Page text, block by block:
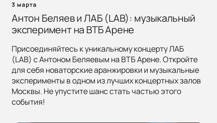
3 марта
Антон Беляев и ЛАБ (LAB): музыкальный
эксперимент на ВТБ Арене
Присоединяйтесь к уникальному концерту ЛАБ
(LAB) с Антоном Беляевым на ВТБ Арене. Откройте
для себя новаторские аранжировки и музыкальные
эксперименты в одном из лучших концертных залов
Москвы. Не упустите шанс стать частью этого
события!